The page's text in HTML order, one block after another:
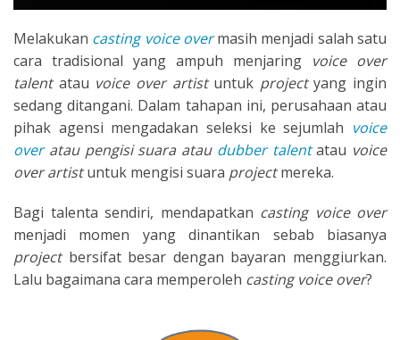
Melakukan casting voice overmasih menjadi salah satu
cara tradisional yang ampuh menjaring voice over
talent atau voice over artist untuk projectyang ingin
sedang ditangani. Dalam tahapan ini, perusahaan atau
pihak agensi mengadakan seleksi ke sejumlah voice
overatau pengisi suara atau dubber talentatau voice
over artistuntuk mengisi suara projectmereka.
Bagi talenta sendiri, mendapatkan casting voice over
menjadi momen yang dinantikan sebab biasanya
project bersifat besar dengan bayaran menggiurkan.
Lalu bagaimana cara memperoleh casting voice over?